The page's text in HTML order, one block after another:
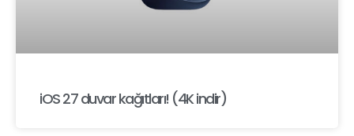
iOS 27 duvar kağıtları! (4K indir)